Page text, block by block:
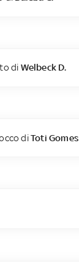
di Welbeck D.
diToti Gomes